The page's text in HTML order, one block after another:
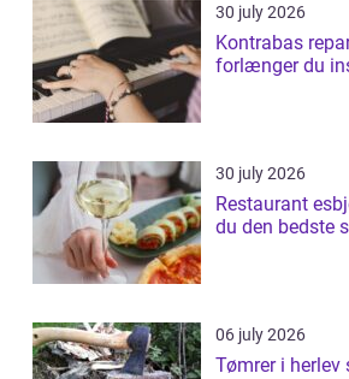
30 july 2026
Kontrabas
forlænger du
30 july 2026
Restaurant esbjerg sådan
du den bedste
06 july 2026
Tømrer i herlev sådan vælger du